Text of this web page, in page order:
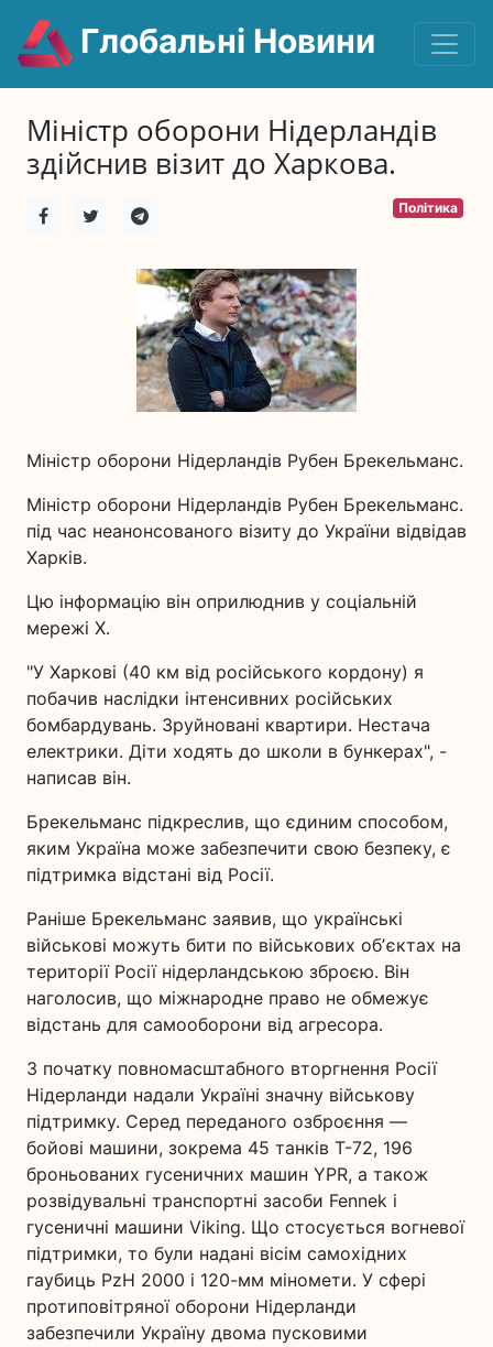
Глобальні Новини
Міністр оборони Нідерландів
здійснив візит до Харкова.
Політика
Міністр оборони Нідерландів Рубен Брекельманс.
Міністр оборони Нідерландів Рубен Брекельманс.
під час неанонсованого візиту до України відвідав
Харків.
Цю інформацію він оприлюднив у соціальній
мережі Х.
"У Харкові (40 км від російського кордону) я
побачив наслідки інтенсивних російських
бомбардувань. Зруйновані квартири. Нестача
електрики. Діти ходять до школи в бункерах", -
написав він.
Брекельманс підкреслив, що єдиним способом,
яким Україна може забезпечити свою безпеку, є
підтримка відстані від Росії.
Раніше Брекельманс заявив, що українські
військові можуть бити по військових обʼєктах на
території Росії нідерландською зброєю. Він
наголосив, що міжнародне право не обмежує
відстань для самооборони від агресора.
З початку повномасштабного вторгнення Росії
Нідерланди надали Україні значну військову
підтримку. Серед переданого озброєння —
бойові машини, зокрема 45 танків Т-72, 196
броньованих гусеничних машин YPR, а також
розвідувальні транспортні засоби Fennek і
гусеничні машини Viking. Що стосується вогневої
підтримки, то були надані вісім самохідних
гаубиць PzH 2000 і 120-мм міномети. У сфері
протиповітряної оборони Нідерланди
забезпечили Україну двома пусковими